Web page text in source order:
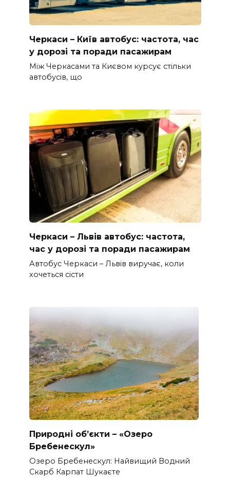
Черкаси – Київ автобус: частота, час
у дорозі та поради пасажирам
Між Черкасами та Києвом курсує стільки
автобусів, що
Черкаси – Львів автобус: частота,
час у дорозі та поради пасажирам
Автобус Черкаси – Львів виручає, коли
хочеться сісти
Природні об’єкти – «Озеро
Бребенескул»
Озеро Бребенескул: Найвищий Водний
Скарб Карпат Шукаєте